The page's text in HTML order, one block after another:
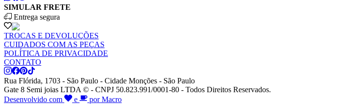
SIMULAR FRETE
Entrega segura
TROCAS E DEVOLUÇÕES
CUIDADOS COM AS PEÇAS
POLÍTICA DE PRIVACIDADE
CONTATO
Rua Flórida, 1703 - São Paulo - Cidade Monções - São Paulo
Gate 8 Semi joias LTDA © - CNPJ 50.823.991/0001-80 - Todos Direitos Reservados.
Desenvolvido com
e por Macro